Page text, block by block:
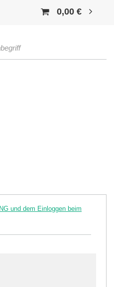
0,00 €
und dem Einloggen beim